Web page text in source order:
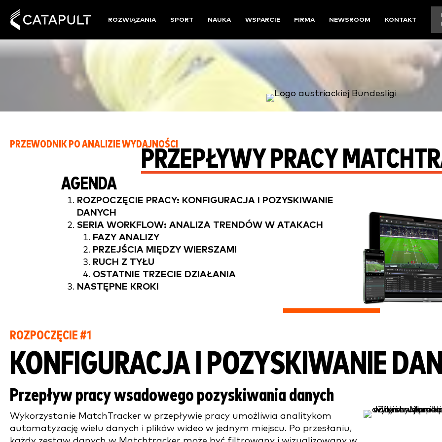
ROZWIĄZANIA SPORT NAUKA WSPARCIE FIRMA NEWSROOM KONTAKT
PRZEWODNIK PO ANALIZIE WYDAJNOŚCI
PRZEPŁYWY PRACY
AGENDA
ROZPOCZĘCIE PRACY: KONFIGURACJA I POZYSKIWANIE
DANYCH
SERIA WORKFLOW: ANALIZA TRENDÓW W ATAKACH
FAZY ANALIZY
PRZEJŚCIA MIĘDZY WIERSZAMI
RUCH Z TYŁU
OSTATNIE TRZECIE DZIAŁANIA
NASTĘPNE KROKI
ROZPOCZĘCIE #1
KONFIGURACJA I POZYSKIWANIE
Przepływ pracy wsadowego pozyskiwania danych
Wykorzystanie MatchTracker w przepływie pracy umożliwia analitykom
automatyzację wielu danych i plików wideo w jednym miejscu. Po przesłaniu,